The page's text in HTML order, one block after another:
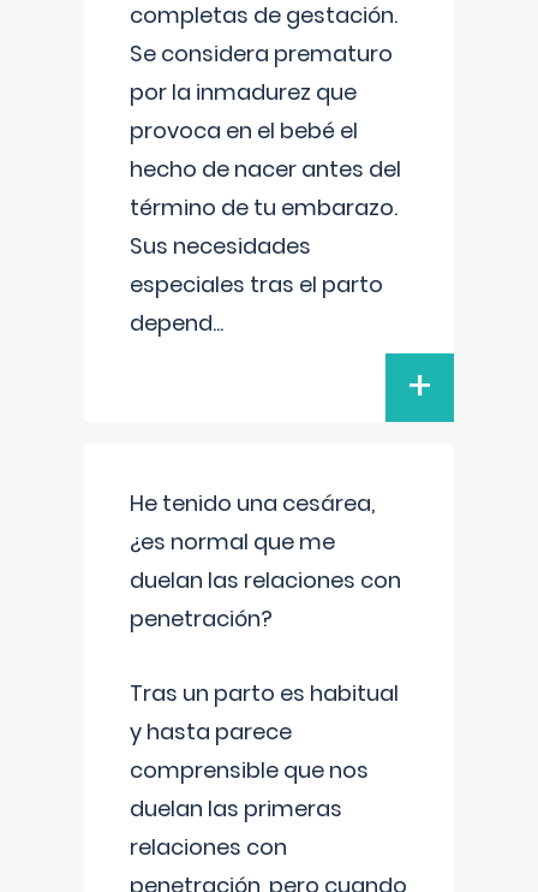
completas de gestación.
Se considera prematuro
por la inmadurez que
provoca en el bebé el
hecho de nacer antes del
término de tu embarazo.
Sus necesidades
especiales tras el parto
depend...
+
He tenido una cesárea,
¿es normal que me
duelan las relaciones con
penetración?
Tras un parto es habitual
y hasta parece
comprensible que nos
duelan las primeras
relaciones con
penetración, pero cuando